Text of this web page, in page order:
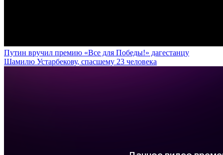
Путин вручил премию «Все для Победы!» дагестанцу
Шамилю Устарбекову, спасшему 23 человека